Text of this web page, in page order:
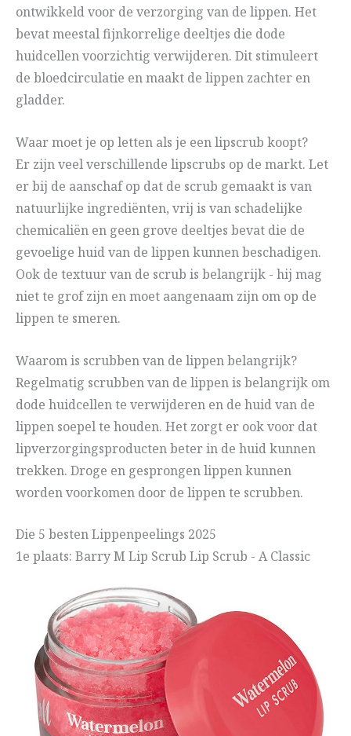
ontwikkeld voor de verzorging van de lippen. Het
bevat meestal fijnkorrelige deeltjes die dode
huidcellen voorzichtig verwijderen. Dit stimuleert
de bloedcirculatie en maakt de lippen zachter en
gladder.
Waar moet je op letten als je een lipscrub koopt?
Er zijn veel verschillende lipscrubs op de markt. Let
er bij de aanschaf op dat de scrub gemaakt is van
natuurlijke ingrediënten, vrij is van schadelijke
chemicaliën en geen grove deeltjes bevat die de
gevoelige huid van de lippen kunnen beschadigen.
Ook de textuur van de scrub is belangrijk - hij mag
niet te grof zijn en moet aangenaam zijn om op de
lippen te smeren.
Waarom is scrubben van de lippen belangrijk?
Regelmatig scrubben van de lippen is belangrijk om
dode huidcellen te verwijderen en de huid van de
lippen soepel te houden. Het zorgt er ook voor dat
lipverzorgingsproducten beter in de huid kunnen
trekken. Droge en gesprongen lippen kunnen
worden voorkomen door de lippen te scrubben.
Die 5 besten Lippenpeelings 2025
1e plaats: Barry M Lip Scrub Lip Scrub - A Classic